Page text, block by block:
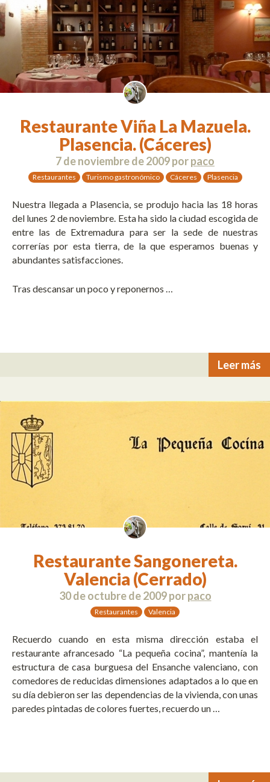
Restaurante Viña La Mazuela.
Plasencia. (Cáceres)
7 de noviembre de 2009porpaco
Restaurantes Turismo gastronómico Cáceres Plasencia
Nuestra llegada a Plasencia, se produjo hacia las 18 horas
del lunes 2 de noviembre. Esta ha sido la ciudad escogida de
entre las de Extremadura para ser la sede de nuestras
correrías por esta tierra, de la que esperamos buenas y
abundantes satisfacciones.
Tras descansar un poco y reponernos …
Leer más
Restaurante Sangonereta.
Valencia (Cerrado)
30 de octubre de 2009porpaco
Restaurantes Valencia
Recuerdo cuando en esta misma dirección estaba el
restaurante afrancesado “La pequeña cocina”, mantenía la
estructura de casa burguesa del Ensanche valenciano, con
comedores de reducidas dimensiones adaptados a lo que en
su día debieron ser las dependencias de la vivienda, con unas
paredes pintadas de colores fuertes, recuerdo un …